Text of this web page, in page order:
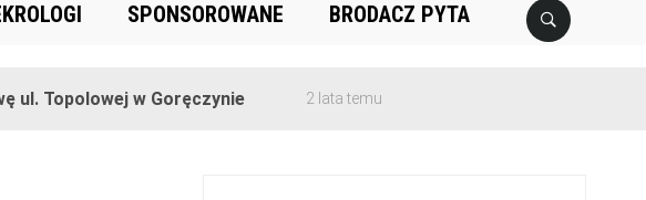
SPONSOROWANE BRODACZ PYTA
w Goręczynie 2 lata temu